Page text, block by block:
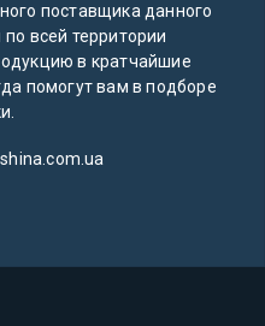
поставщика данного
всей территории
в кратчайшие
помогут вам в подборе